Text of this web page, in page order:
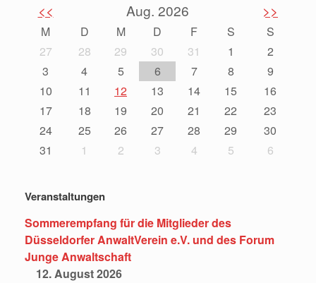
<< Aug. 2026 >>
M D M D F S
S
27
28 29 30 31 1
2
3
4 5 6 7 8
9
10
11 12 13 14 15
16
17
18 19 20 21 22
23
24
25 26 27 28 29
30
31
1 2 3 4 5 6
Veranstaltungen
Sommerempfang für die Mitglieder des
Düsseldorfer AnwaltVerein e.V. und des Forum
Junge Anwaltschaft
12. August 2026